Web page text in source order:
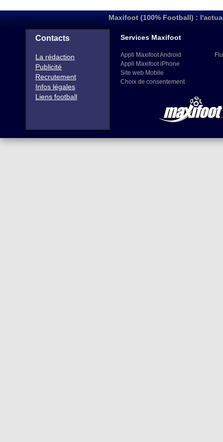
Maxifoot (100% Football) :
Contacts
La rédaction
Publicité
Recrutement
Infos légales
Liens football
Services Maxifoot
Appli Maxifoot Android
Appli Maxifoot iPhone
Site web Mobile
Choix de consentement